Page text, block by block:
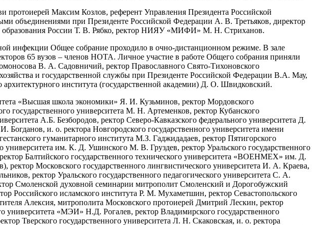
протоиерей Максим Козлов, референт Управления Президента Российской
объединениями при Президенте Российской Федерации А. В. Третьяков, директор
образования России Т. В. Рябко, ректор НИЯУ «МИФИ» М. Н. Стриханов.
инфекции Общее собрание проходило в очно-дистанционном режиме. В зале
65 вузов – членов НОТА. Личное участие в работе Общего собрания приняли
В. А. Садовничий, ректор Православного Свято-Тихоновского
и государственной службы при Президенте Российской Федерации В.А. Мау,
архитектурного института (государственной академии) Д. О. Швидковский.
«Высшая школа экономики» Я. И. Кузьминов, ректор Мордовского
государственного университета М. Н. Артеменков, ректор Кубанского
А.Б. Безбородов, ректор Северо-Кавказского федерального университета Д.
и. о. ректора Новгородского государственного университета имени
гуманитарного института М.З. Гаджидадаев, ректор Пятигорского
университета им. К. Д. Ушинского М. В. Груздев, ректор Уральского государственного
Балтийского государственного технического университета «ВОЕНМЕХ» им. Д.
Московского государственного лингвистического университета И. А. Краева,
ректор Уральского государственного педагогического университета С. А.
Смоленской духовной семинарии митрополит Смоленский и Дорогобужский
Российского исламского института Р. М. Мухаметшин, ректор Севастопольского
Алексия, митрополита Московского протоиерей Дмитрий Лескин, ректор
«МЭИ» Н.Д. Рогалев, ректор Владимирского государственного
Тверского государственного университета Л. Н. Скаковская, и. о. ректора